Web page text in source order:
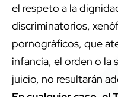
el respeto a la
discriminatorios,
pornográficos, que
infancia, el orden o la
juicio, no resultarán